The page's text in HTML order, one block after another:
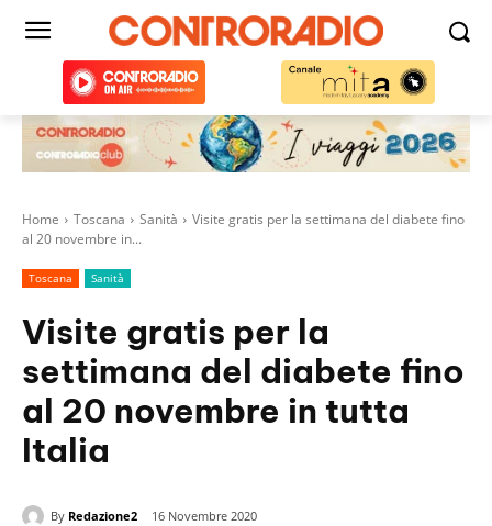
Home Toscana Sanità
Visite gratis per la settimana del diabete fino
al 20 novembre in...
Toscana Sanità
Visite gratis per la
settimana del diabete fino
al 20 novembre in tutta
Italia
By Redazione2 16 Novembre 2020